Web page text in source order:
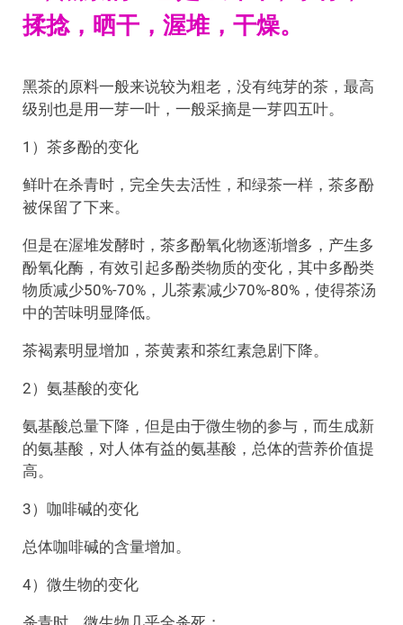
揉捻，晒干，渥堆，干燥。
黑茶的原料一般来说较为粗老，没有纯芽的茶，最高
级别也是用一芽一叶，一般采摘是一芽四五叶。
1）茶多酚的变化
鲜叶在杀青时，完全失去活性，和绿茶一样，茶多酚
被保留了下来。
但是在渥堆发酵时，茶多酚氧化物逐渐增多，产生多
酚氧化酶，有效引起多酚类物质的变化，其中多酚类
物质减少50%-70%，儿茶素减少70%-80%，使得茶汤
中的苦味明显降低。
茶褐素明显增加，茶黄素和茶红素急剧下降。
2）氨基酸的变化
氨基酸总量下降，但是由于微生物的参与，而生成新
的氨基酸，对人体有益的氨基酸，总体的营养价值提
高。
3）咖啡碱的变化
总体咖啡碱的含量增加。
4）微生物的变化